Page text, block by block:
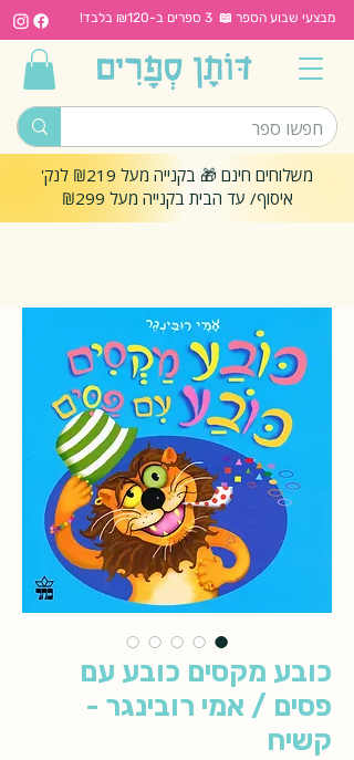
מבצעי שבוע הספר 📖 3 ספרים ב-₪120 בלבד!
משלוחים חינם 🎁 בקנייה מעל ₪219 לנק'
איסוף/ עד הבית בקנייה מעל ₪299
כובע מקסים כובע עם
פסים / אמי רובינגר -
קשיח